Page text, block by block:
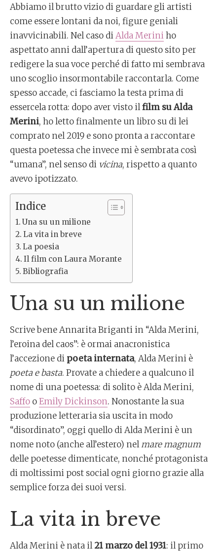
Abbiamo il brutto vizio di guardare gli artisti
come essere lontani da noi, figure geniali
inavvicinabili. Nel caso diAlda Merini ho
aspettato anni dall’apertura di questo sito per
redigere la sua voce perché di fatto mi sembrava
uno scoglio insormontabile raccontarla. Come
spesso accade, ci fasciamo la testa prima di
essercela rotta: dopo aver visto ilfilm su Alda
Merini, ho letto finalmente un libro su di lei
comprato nel 2019 e sono pronta a raccontare
questa poetessa che invece mi è sembrata così
“umana”, nel senso di vicina, rispetto a quanto
avevo ipotizzato.
Indice
Una su un milione
La vita in breve
La poesia
Il film con Laura Morante
Bibliografia
Una su un milione
Scrive bene Annarita Briganti in “Alda Merini,
l’eroina del caos”: è ormai anacronistica
l’accezione di poeta internata, Alda Merini è
poeta e basta. Provate a chiedere a qualcuno il
nome di una poetessa: di solito è Alda Merini,
Saffo oEmily Dickinson. Nonostante la sua
produzione letteraria sia uscita in modo
“disordinato”, oggi quello di Alda Merini è un
nome noto (anche all’estero) nelmare magnum
delle poetesse dimenticate, nonché protagonista
di moltissimi post social ogni giorno grazie alla
semplice forza dei suoi versi.
La vita in breve
Alda Merini è nata il21 marzo del 1931: il primo